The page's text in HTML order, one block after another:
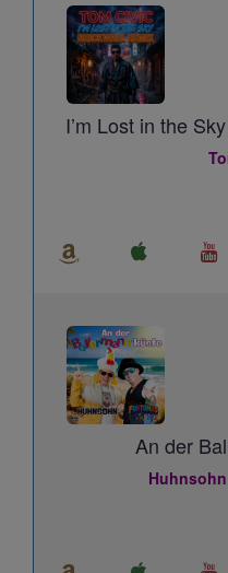
I’m Lost in the
An der